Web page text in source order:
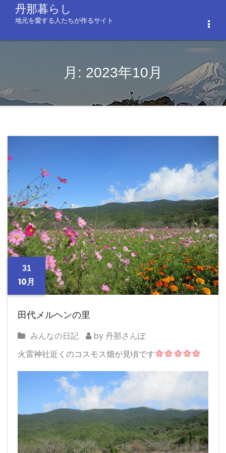
ン
キ
ッ
丹那暮らし
地元を愛する人たちが作るサイト
月: 2023年10月
31
10月
田代メルヘンの里
みんなの日記
by 丹那さんぽ
火雷神社近くのコスモス畑が見頃です